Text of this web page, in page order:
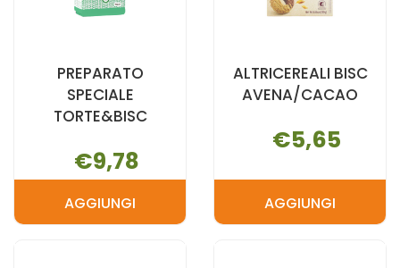
PREPARATO
SPECIALE
TORTE&BISC
€9,78
AGGIUNGIAGGIUNGI PREPARATO
ALTRICEREALI BISC
AVENA/CACAO
€5,65
AGGIUNGIAGGIUNGI